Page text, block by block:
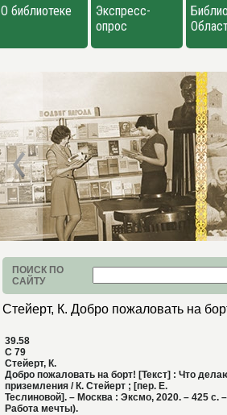
О библиотеке
Экспресс-
опрос
ПОИСК ПО
САЙТУ
Стейерт, К. Добро пожаловать на
39.58
С 79
Стейерт, К.
Добро пожаловать на борт! [Текст] : Что
приземления / К. Стейерт ; [пер. Е.
Теслиновой]. – Москва : Эксмо, 2020. – 425 с.
Работа мечты).